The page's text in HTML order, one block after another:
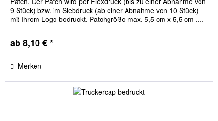
9 Stück) bzw. im Siebdruck (ab einer Abnahme von 10 Stück)
mit Ihrem Logo bedruckt. Patchgröße max. 5,5 cm x 5,5 cm ....
ab 8,10 € *
Merken